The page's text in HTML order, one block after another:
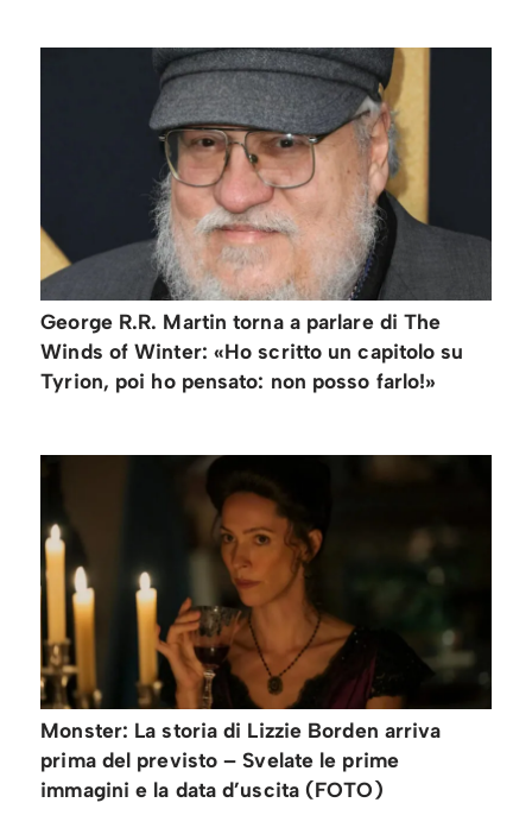
George R.R. Martin torna a parlare di The
Winds of Winter: «Ho scritto un capitolo su
Tyrion, poi ho pensato: non posso farlo!»
Monster: La storia di Lizzie Borden arriva
prima del previsto – Svelate le prime
immagini e la data d’uscita (FOTO)